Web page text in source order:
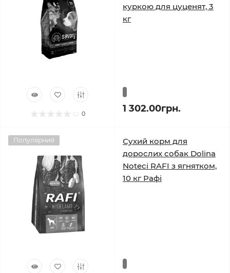
0
куркою для цуценят, 3
кг
1 302.00грн.
Популярний
Сухий корм для
дорослих собак Dolina
Noteci RAFI з ягнятком,
10 кг Рафі